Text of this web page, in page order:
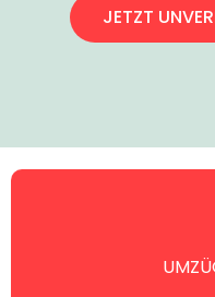
JETZT